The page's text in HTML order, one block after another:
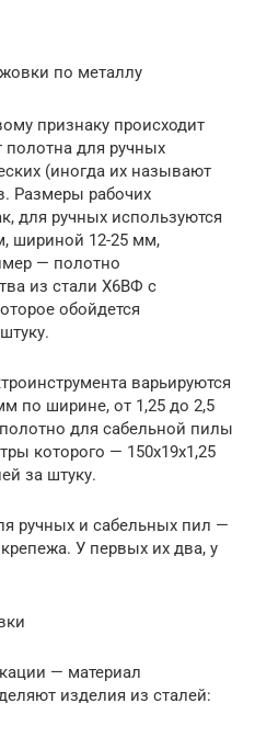
по металлу
признаку происходит
для ручных
(иногда их называют
Размеры рабочих
для ручных используются
шириной 12-25 мм,
— полотно
из стали Х6ВФ с
обойдется
варьируются
по ширине, от 1,25 до 2,5
для сабельной пилы
которого — 150х19х1,25
за штуку.
ручных и сабельных пил —
У первых их два, у
— материал
изделия из сталей: